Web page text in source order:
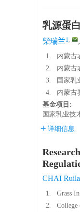
乳源蛋
柴瑞兰1, ,
1.
内蒙古
2.
内蒙古
3.
国家乳
4.
内蒙古
基金项目:
国家乳业技
详细信息
CHAI
1.
Grass
2.
College